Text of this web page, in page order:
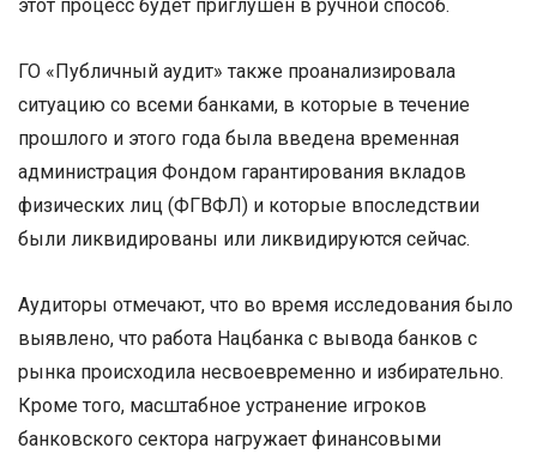
этот процесс будет приглушен в ручной способ.
ГО «Публичный аудит» также проанализировала
ситуацию со всеми банками, в которые в течение
прошлого и этого года была введена временная
администрация Фондом гарантирования вкладов
физических лиц (ФГВФЛ) и которые впоследствии
были ликвидированы или ликвидируются сейчас.
Аудиторы отмечают, что во время исследования было
выявлено, что работа Нацбанка с вывода банков с
рынка происходила несвоевременно и избирательно.
Кроме того, масштабное устранение игроков
банковского сектора нагружает финансовыми